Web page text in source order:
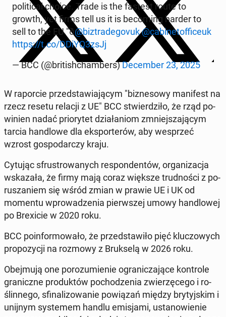
po­li­ti­cal choice. Trade is the fastest route to
growth, yet firms tell us it is be­co­ming harder to
sell to the EU."ð@biz­tra­de­go­vuk@ca­bi­ne­tof­fi­ceuk
https://t.co/DDiYQ3zsJj
— BCC (@bri­ti­sh­cham­bers)De­cem­ber 23, 2025
W ra­por­cie przed­sta­wia­ją­cym "biz­ne­so­wy ma­ni­fest na
rzecz resetu relacji z UE" BCC stwier­dzi­ło, że rząd po­
wi­nien nadać prio­ry­tet dzia­ła­niom zmniej­sza­ją­cym
tarcia han­dlo­we dla eks­por­te­rów, aby wes­przeć
wzrost go­spo­dar­czy kraju.
Cytując sfru­stro­wa­nych re­spon­den­tów, or­ga­ni­za­cja
wska­za­ła, że firmy mają coraz większe trud­no­ści z po­
ru­sza­niem się wśród zmian w prawie UE i UK od
momentu wpro­wa­dze­nia pierw­szej umowy han­dlo­wej
po Bre­xi­cie w 2020 roku.
BCC po­in­for­mo­wa­ło, że przed­sta­wi­ło pięć klu­czo­wych
pro­po­zy­cji na rozmowy z Bruk­se­lą w 2026 roku.
Obej­mu­ją one po­ro­zu­mie­nie ogra­ni­cza­ją­ce kon­tro­le
gra­nicz­ne pro­duk­tów po­cho­dze­nia zwie­rzę­ce­go i ro­
ślin­ne­go, sfi­na­li­zo­wa­nie po­wią­zań między bry­tyj­skim i
unijnym sys­te­mem handlu emi­sja­mi, usta­no­wie­nie